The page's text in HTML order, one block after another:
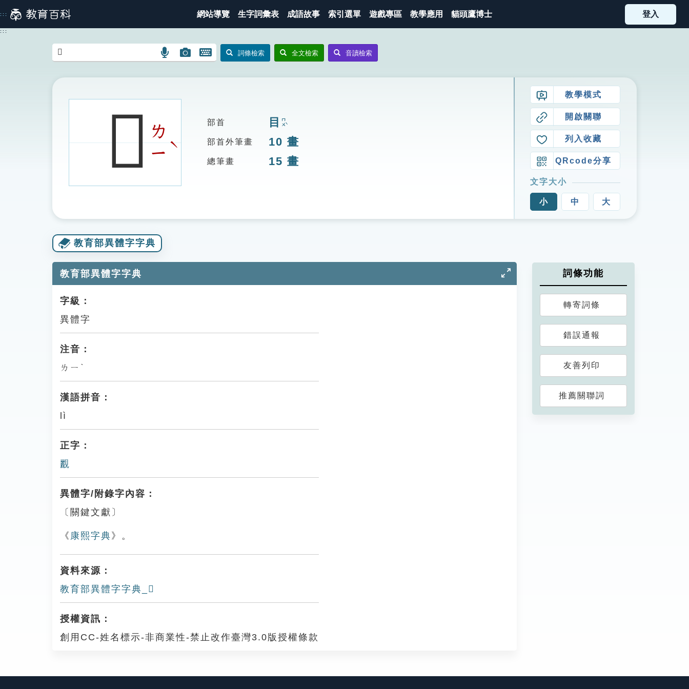
到
主
::: 網站導覽 生字詞彙表 成語故事 索引選單 遊戲專區 教學應用 貓頭鷹博士 登入
:::
語
搜
圖
圖
搜
開
鍵
詞條檢索 全文檢索 音讀檢索
𥉆ㄌ
ㄧ
ˋ
部首 目 ㄇㄨˋ
部首外筆畫 10 畫
總筆畫 15 畫
教學模式
開啟關聯
列入收藏
QRcode分享
文字大小
小 中 大
教育部異體字字典
教育部異體字字典
字級：
異體字
注音：
ㄌㄧˋ
漢語拼音：
lì
正字：
䚕
異體字/附錄字內容：
〔關鍵文獻〕
《 康熙字典 》。
資料來源：
教育部異體字字典_𥉆
授權資訊：
創用CC-姓名標示-非商業性-禁止改作臺灣3.0版授權條款
詞條功能
轉寄詞條
錯誤通報
友善列印
推薦關聯詞